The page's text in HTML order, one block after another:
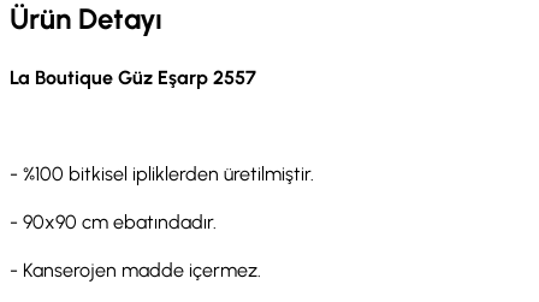
Ürün Detayı
La Boutique Güz Eşarp 2557
- %100 bitkisel ipliklerden üretilmiştir.
- 90x90 cm ebatındadır.
- Kanserojen madde içermez.